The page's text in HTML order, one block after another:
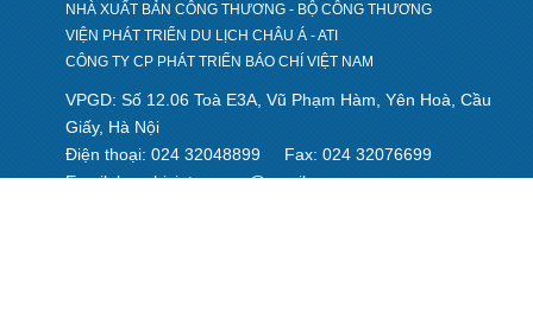
NHÀ XUẤT BẢN CÔNG THƯƠNG - BỘ CÔNG THƯƠNG
VIỆN PHÁT TRIỂN DU LỊCH CHÂU Á - ATI
CÔNG TY CP PHÁT TRIỂN BÁO CHÍ VIỆT NAM
VPGD: Số 12.06 Toà E3A, Vũ Phạm Hàm, Yên Hoà, Cầu
Giấy, Hà Nội
Điện thoại: 024 32048899
Fax: 024 32076699
Email:baochivietnam.ns@gmail.com